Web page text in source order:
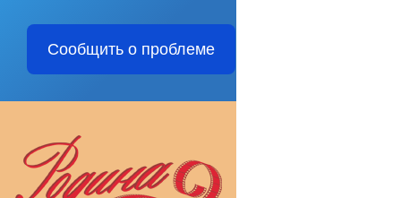
Сообщить о проблеме